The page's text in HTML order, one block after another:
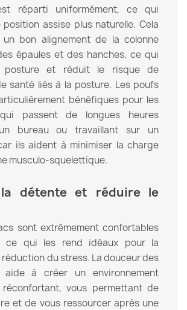
réparti uniformément, ce qui
assise plus naturelle. Cela
bon alignement de la colonne
épaules et des hanches, ce qui
posture et réduit le risque de
santé liés à la posture. Les poufs
bénéfiques pour les
passent de longues heures
bureau ou travaillant sur un
ils aident à minimiser la charge
musculo-squelettique.
la détente et réduire le
sont extrêmement confortables
ce qui les rend idéaux pour la
du stress. La douceur des
aide à créer un environnement
vous permettant de
et de vous ressourcer après une